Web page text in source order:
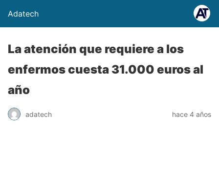
Adatech
La atención que requiere a los
enfermos cuesta 31.000 euros al
año
adatech hace 4 años